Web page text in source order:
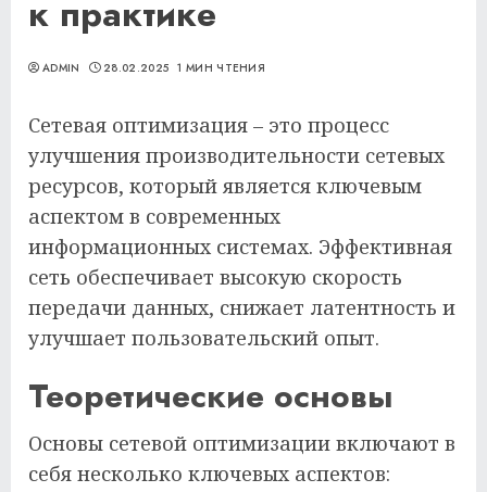
к практике
ADMIN 28.02.2025 1 МИН ЧТЕНИЯ
Сетевая оптимизация – это процесс
улучшения производительности сетевых
ресурсов, который является ключевым
аспектом в современных
информационных системах. Эффективная
сеть обеспечивает высокую скорость
передачи данных, снижает латентность и
улучшает пользовательский опыт.
Теоретические основы
Основы сетевой оптимизации включают в
себя несколько ключевых аспектов: